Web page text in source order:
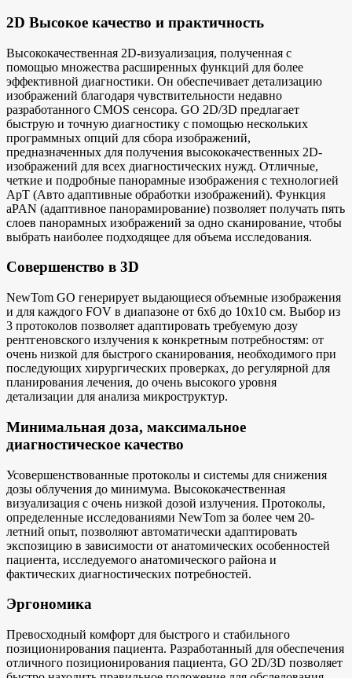
2D Высокое качество и практичность
Высококачественная 2D-визуализация, полученная с
помощью множества расширенных функций для более
эффективной диагностики. Он обеспечивает детализацию
изображений благодаря чувствительности недавно
разработанного CMOS сенсора. GO 2D/3D предлагает
быструю и точную диагностику с помощью нескольких
программных опций для сбора изображений,
предназначенных для получения высококачественных 2D-
изображений для всех диагностических нужд. Отличные,
четкие и подробные панорамные изображения с технологией
ApT (Авто адаптивные обработки изображений). Функция
aPAN (адаптивное панорамирование) позволяет получать пять
слоев панорамных изображений за одно сканирование, чтобы
выбрать наиболее подходящее для объема исследования.
Совершенство в 3D
NewTom GO генерирует выдающиеся объемные изображения
и для каждого FOV в диапазоне от 6х6 до 10х10 см. Выбор из
3 протоколов позволяет адаптировать требуемую дозу
рентгеновского излучения к конкретным потребностям: от
очень низкой для быстрого сканирования, необходимого при
последующих хирургических проверках, до регулярной для
планирования лечения, до очень высокого уровня
детализации для анализа микроструктур.
Минимальная доза, максимальное
диагностическое качество
Усовершенствованные протоколы и системы для снижения
дозы облучения до минимума. Высококачественная
визуализация с очень низкой дозой излучения. Протоколы,
определенные исследованиями NewTom за более чем 20-
летний опыт, позволяют автоматически адаптировать
экспозицию в зависимости от анатомических особенностей
пациента, исследуемого анатомического района и
фактических диагностических потребностей.
Эргономика
Превосходный комфорт для быстрого и стабильного
позиционирования пациента. Разработанный для обеспечения
отличного позиционирования пациента, GO 2D/3D позволяет